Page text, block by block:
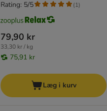
79,90 kr
33,30 kr / kg
75,91 kr
Rating: 5/5 (1)
Læg i kurv